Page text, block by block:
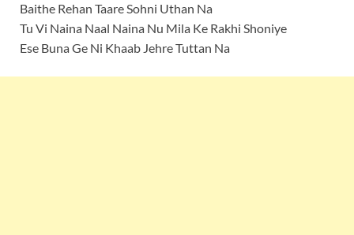
Baithe Rehan Taare Sohni Uthan Na
Tu Vi Naina Naal Naina Nu Mila Ke Rakhi Shoniye
Ese Buna Ge Ni Khaab Jehre Tuttan Na